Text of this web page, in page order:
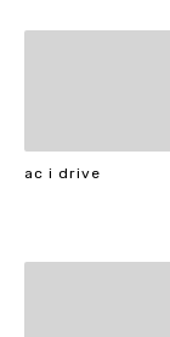
ac i drive